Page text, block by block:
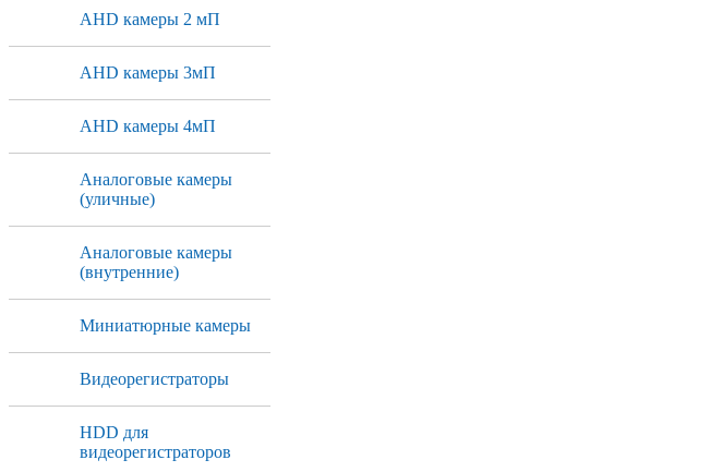
AHD камеры 2 мП
AHD камеры 3мП
AHD камеры 4мП
Аналоговые камеры
(уличные)
Аналоговые камеры
(внутренние)
Миниатюрные камеры
Видеорегистраторы
HDD для
видеорегистраторов